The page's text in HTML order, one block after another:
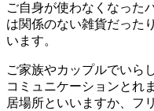
ご自身が使わなくなった
は関係のない雑貨だった
います。
ご家族やカップルでいら
コミュニケーションとれ
居場所といいますか、フ